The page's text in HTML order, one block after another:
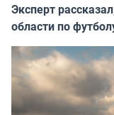
Эксперт
области по